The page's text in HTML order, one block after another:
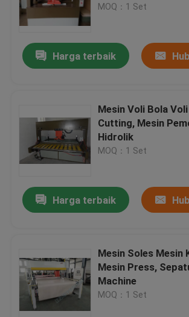
Produk
Tentang kami
MOQ：1 Set
Harga terbaik
Mesin Voli Bola
Cutting, Mesin
Hidrolik
MOQ：1 Set
Harga terbaik
Mesin Soles Mesin
Mesin Press,
Machine
MOQ：1 Set